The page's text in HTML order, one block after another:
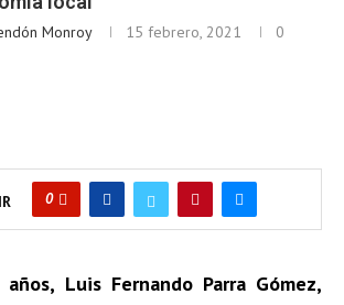
Monroy 15 febrero, 2021
0
0
Luis Fernando Parra Gómez,